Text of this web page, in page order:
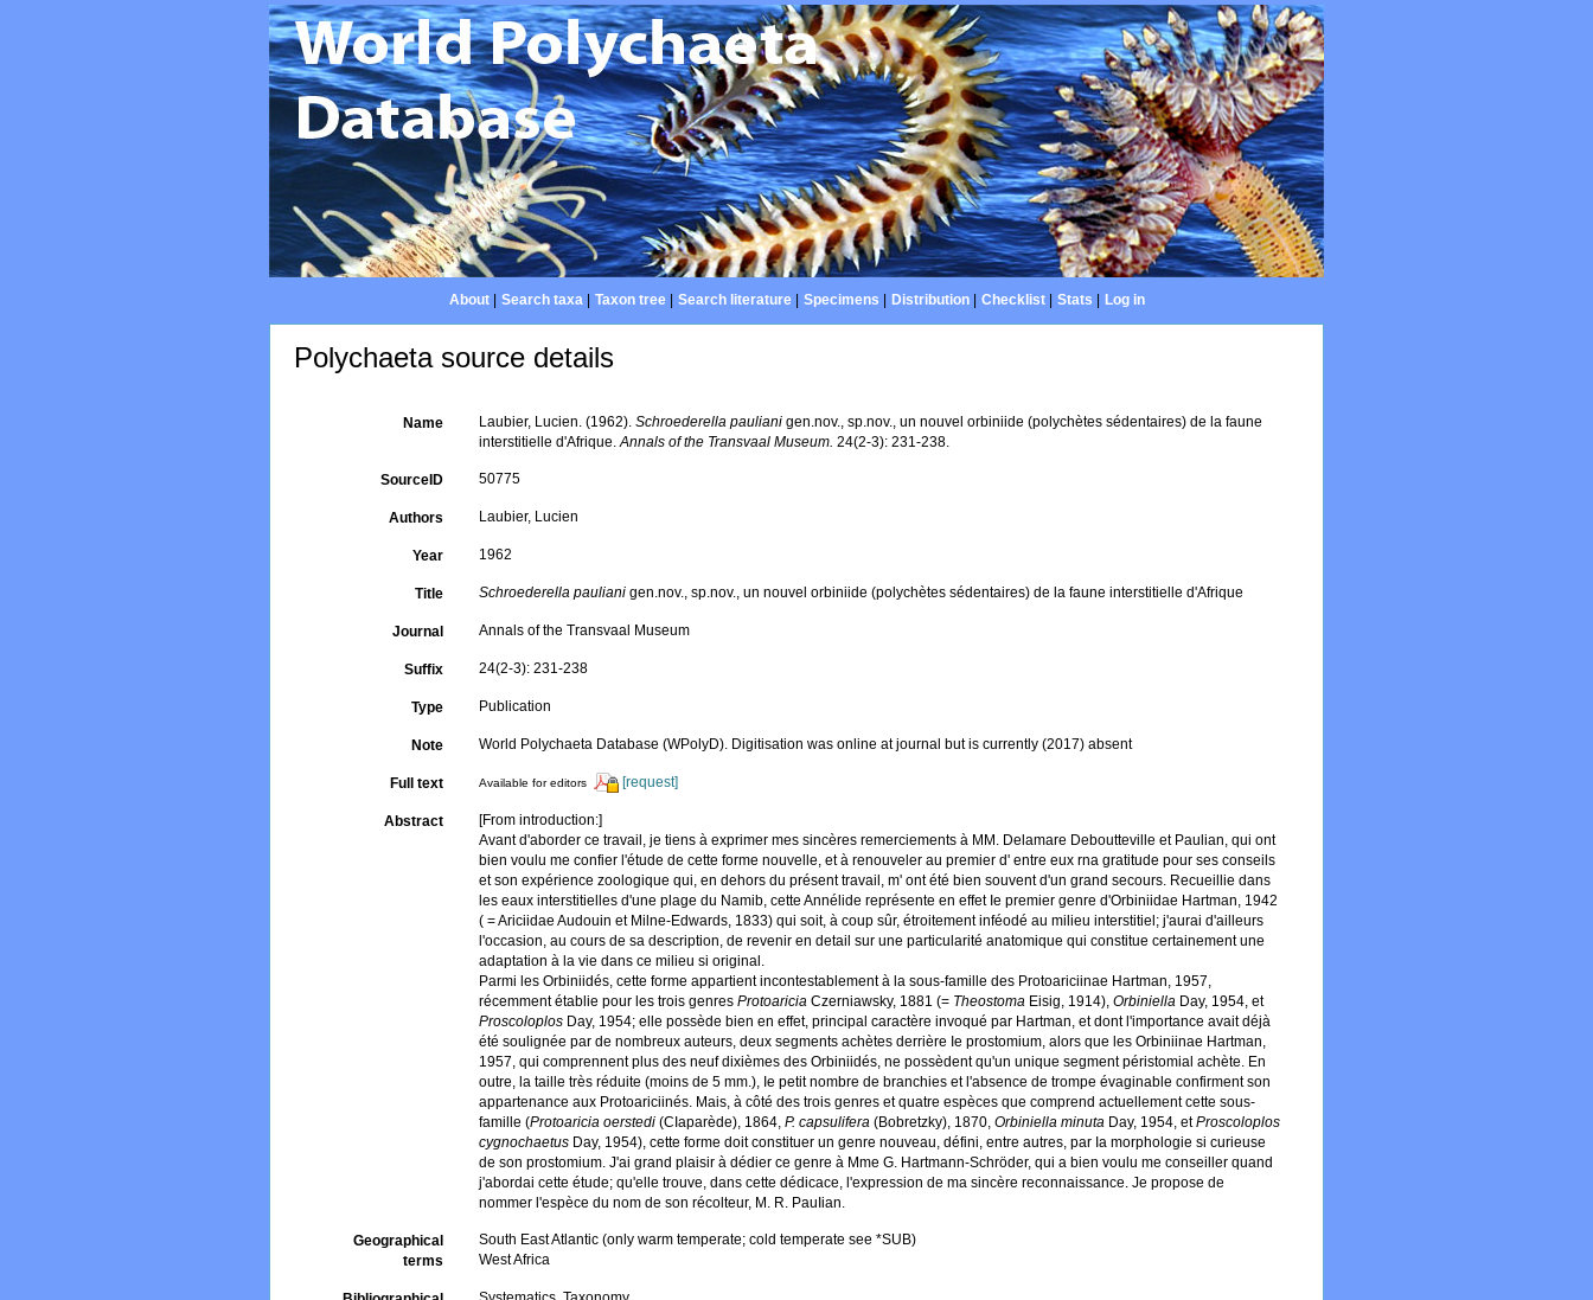
About| Search taxa| Taxon tree| Search literature| Specimens Distribution| Checklist| Stats Log in
Polychaeta source details
Name Laubier, Lucien. (1962).Schroederella pauliani gen.nov., sp.nov., un nouvel orbiniide (polychètes sédentaires) de la faune
interstitielle d'Afrique.Annals of the Transvaal Museum. 24(2-3): 231-238.
SourceID 50775
Authors Laubier, Lucien
Year 1962
Title Schroederella pauliani gen.nov., sp.nov., un nouvel orbiniide (polychètes sédentaires) de la faune interstitielle d'Afrique
Journal Annals of the Transvaal Museum
Suffix 24(2-3): 231-238
Type Publication
Note World Polychaeta Database (WPolyD). Digitisation was online at journal but is currently (2017) absent
Full text Available for editors [request]
Abstract
[From introduction:]
Avant d'aborder ce travail, je tiens à exprimer mes sincères remerciements à MM. Delamare Deboutteville et Paulian, qui ont
bien voulu me confier l'étude de cette forme nouvelle, et à renouveler au premier d' entre eux rna gratitude pour ses conseils
et son expérience zoologique qui, en dehors du présent travail, m' ont été bien souvent d'un grand secours. Recueillie dans
les eaux interstitielles d'une plage du Namib, cette Annélide représente en effet Ie premier genre d'Orbiniidae Hartman, 1942
( = Ariciidae Audouin et Milne-Edwards, 1833) qui soit, à coup sûr, étroitement inféodé au milieu interstitiel; j'aurai d'ailleurs
l'occasion, au cours de sa description, de revenir en detail sur une particularité anatomique qui constitue certainement une
adaptation à la vie dans ce milieu si original.
Parmi les Orbiniidés, cette forme appartient incontestablement à la sous-famille des Protoariciinae Hartman, 1957,
récemment établie pour les trois genresProtoaricia Czerniawsky, 1881 (= Theostoma Eisig, 1914),Orbiniella Day, 1954, et
Proscoloplos Day, 1954; elle possède bien en effet, principal caractère invoqué par Hartman, et dont l'importance avait déjà
été soulignée par de nombreux auteurs, deux segments achètes derrière Ie prostomium, alors que les Orbiniinae Hartman,
1957, qui comprennent plus des neuf dixièmes des Orbiniidés, ne possèdent qu'un unique segment péristomial achète. En
outre, la taille très réduite (moins de 5 mm.), Ie petit nombre de branchies et l'absence de trompe évaginable confirment son
appartenance aux Protoariciinés. Mais, à côté des trois genres et quatre espèces que comprend actuellement cette sous-
famille (Protoaricia oerstedi (CIaparède), 1864,P. capsulifera (Bobretzky), 1870,Orbiniella minuta Day, 1954, etProscoloplos
cygnochaetus Day, 1954), cette forme doit constituer un genre nouveau, défini, entre autres, par Ia morphologie si curieuse
de son prostomium. J'ai grand plaisir à dédier ce genre à Mme G. Hartmann-Schröder, qui a bien voulu me conseiller quand
j'abordai cette étude; qu'elle trouve, dans cette dédicace, l'expression de ma sincère reconnaissance. Je propose de
nommer l'espèce du nom de son récolteur, M. R. PauIian.
Geographical
terms
South East Atlantic (only warm temperate; cold temperate see *SUB)
West Africa